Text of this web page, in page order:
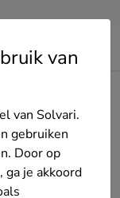
van
van Solvari.
gebruiken
Door op
ga je akkoord